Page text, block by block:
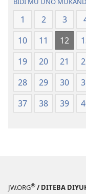
1 2 3
10
11 12
19
20 21
28
29 30
37
38 39
JW.ORG® / DITEBA